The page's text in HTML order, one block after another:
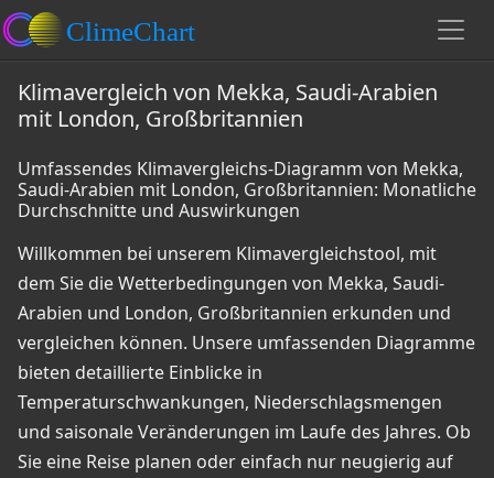
Klimavergleich von Mekka, Saudi-Arabien
mit London, Großbritannien
Umfassendes Klimavergleichs-Diagramm von Mekka,
Saudi-Arabien mit London, Großbritannien: Monatliche
Durchschnitte und Auswirkungen
Willkommen bei unserem Klimavergleichstool, mit
dem Sie die Wetterbedingungen von Mekka, Saudi-
Arabien und London, Großbritannien erkunden und
vergleichen können. Unsere umfassenden Diagramme
bieten detaillierte Einblicke in
Temperaturschwankungen, Niederschlagsmengen
und saisonale Veränderungen im Laufe des Jahres. Ob
Sie eine Reise planen oder einfach nur neugierig auf